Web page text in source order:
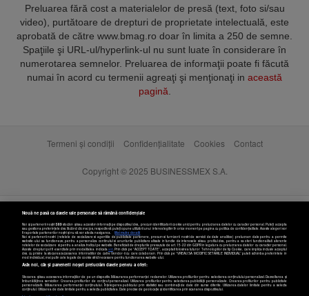
Preluarea fără cost a materialelor de presă (text, foto si/sau
video), purtătoare de drepturi de proprietate intelectuală, este
aprobată de către www.bmag.ro doar în limita a 250 de semne.
Spaţiile şi URL-ul/hyperlink-ul nu sunt luate în considerare în
numerotarea semnelor. Preluarea de informaţii poate fi făcută
numai în acord cu termenii agreaţi şi menţionaţi in această
pagină
Termeni și condiții Confidențialitate Cookies Contact
Copyright © 2025 BUSINESSMEX S.A.
Setări cookies
Nouă ne pasă ca datele tale personale să rămână confidențiale
Noi și partenerii noștri589stocăm și/sau accesăm informații pe dispozitivul dvs., precum identificatorii cookie unici pentru prelucrarea datelor cu caracter personal. Puteți accepta
sau gestiona preferințele dvs. făcând clic mai jos, respectiv vă puteți opune utilizării unui interes legitim în orice moment pe pagina cu politica de confidențialitate. Aceste alegeri vor
fi raportate partenerilor noștri și nu vă vor afecta navigarea.
Mai multe detalii
Noi si partenerii nostri (retelele de socializare si agentiile de publicitate partenere, precum si furnizorii nostri de servicii de date analitice) prelucram date pentru a permite
website-ului sa functioneze, pentru a personaliza continutul si anunturile publicitare afisate in functie de interesele si/sau profilul dvs., pentru a va oferi functionalitati aferente
retelelor de socializare si pentru a analiza traficul pe website. Beneficiati de drepturile prevazute de art. 15-22 din GDPR in legatura cu prelucrarea datelor cu caracter personal.
Aceste drepturi pot fi exercitate prin modalitatea indicataaici. Prin click pe “ACCEPT TOATE”, acceptati folosirea tuturor Tehnologiilor de tip Cookie, care implica inclusiv acceptul
dvs. cu privire la stocarea/accesarea informatiilor de catre Vendor-ii cu care colaboram. Prin click pe “VREAU SA MODIFIC SETARILE INDIVIDUAL” puteti schimba preferintele in
mod individual, mai putin cele legate de cookie strict necesare pentru functionarea website-ului.
Atât noi, cât și partenerii noștri prelucrăm datele pentru a oferi:
Stocarea și/sau accesarea informațiilor de pe un dispozitiv. Măsurarea performanței reclamelor. Utilizarea profilurilor pentru selectarea conținutului personalizat. Dezvoltarea și
îmbunătățirea serviciilor. Crearea profilurilor de conținut personalizat. Utilizarea profilurilor pentru selectarea publicității personalizate. Crearea profilurilor pentru publicitate
personalizată. Măsurarea performanței conținutului. Înțelegerea publicului prin statistici sau combinații de date din surse diferite. Utilizarea datelor limitate pentru a selecta
conținutul. Utilizarea de date limitate pentru a selecta publicitatea. Date precise de geolocație și identificarea prin scanarea dispozitivului.